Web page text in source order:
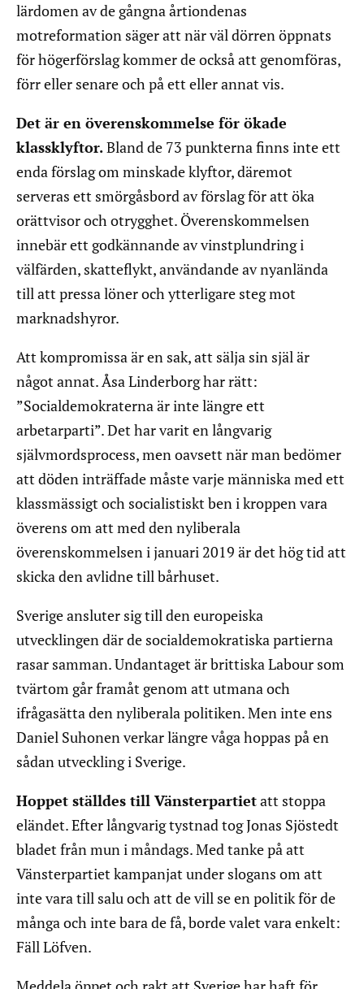
lärdomen av de gångna årtiondenas
motreformation säger att när väl dörren öppnats
för högerförslag kommer de också att genomföras,
förr eller senare och på ett eller annat vis.
Det är en överenskommelse för ökade
klassklyftor.Bland de 73 punkterna finns inte ett
enda förslag om minskade klyftor, däremot
serveras ett smörgåsbord av förslag för att öka
orättvisor och otrygghet. Överenskommelsen
innebär ett godkännande av vinstplundring i
välfärden, skatteflykt, användande av nyanlända
till att pressa löner och ytterligare steg mot
marknadshyror.
Att kompromissa är en sak, att sälja sin själ är
något annat. Åsa Linderborg har rätt:
”Socialdemokraterna är inte längre ett
arbetarparti”. Det har varit en långvarig
självmordsprocess, men oavsett när man bedömer
att döden inträffade måste varje människa med ett
klassmässigt och socialistiskt ben i kroppen vara
överens om att med den nyliberala
överenskommelsen i januari 2019 är det hög tid att
skicka den avlidne till bårhuset.
Sverige ansluter sig till den europeiska
utvecklingen där de socialdemokratiska partierna
rasar samman. Undantaget är brittiska Labour som
tvärtom går framåt genom att utmana och
ifrågasätta den nyliberala politiken. Men inte ens
Daniel Suhonen verkar längre våga hoppas på en
sådan utveckling i Sverige.
Hoppet ställdes till Vänsterpartietatt stoppa
eländet. Efter långvarig tystnad tog Jonas Sjöstedt
bladet från mun i måndags. Med tanke på att
Vänsterpartiet kampanjat under slogans om att
inte vara till salu och att de vill se en politik för de
många och inte bara de få, borde valet vara enkelt:
Fäll Löfven.